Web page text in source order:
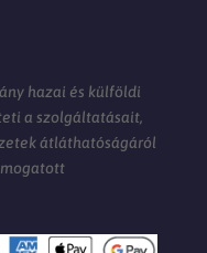
hazai és külföldi
a szolgáltatásait,
átláthatóságáról